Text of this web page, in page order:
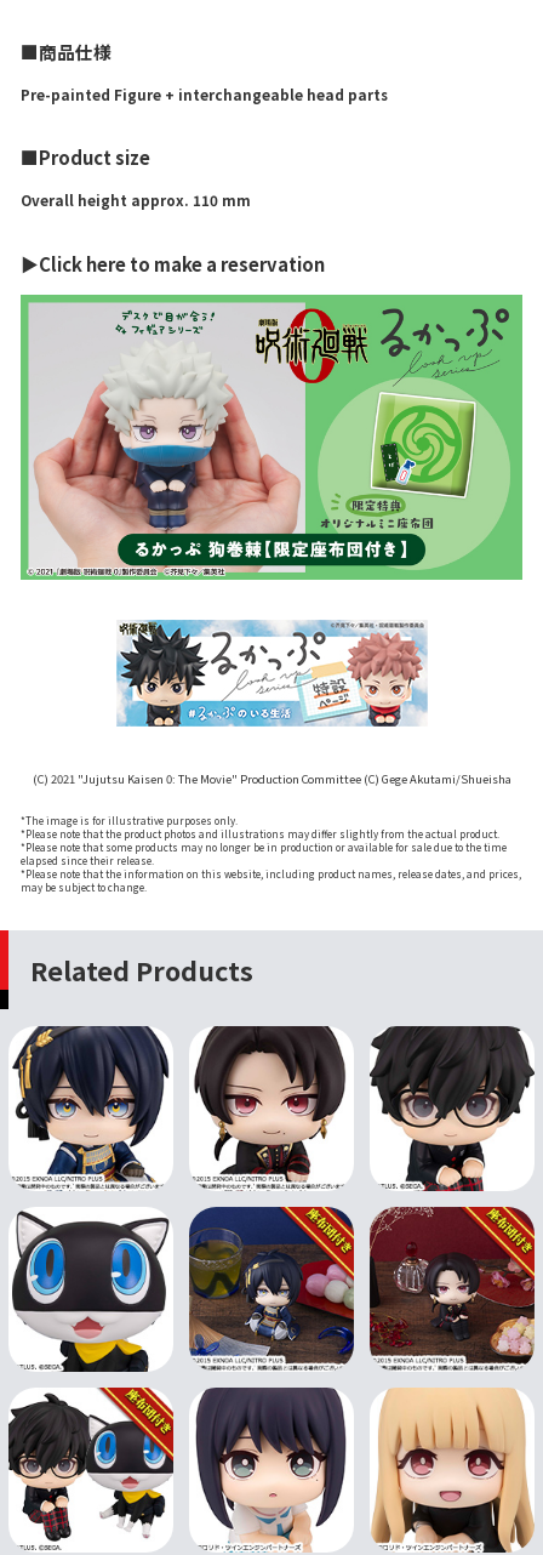
■商品仕様
Pre-painted Figure + interchangeable head parts
■Product size
Overall height approx. 110 mm
▶Click here to make a reservation
(C) 2021 "Jujutsu Kaisen 0: The Movie" Production Committee (C) Gege Akutami/Shueisha
*The image is for illustrative purposes only.
*Please note that the product photos and illustrations may differ slightly from the actual product.
*Please note that some products may no longer be in production or available for sale due to the time
elapsed since their release.
*Please note that the information on this website, including product names, release dates, and prices,
may be subject to change.
Related Products